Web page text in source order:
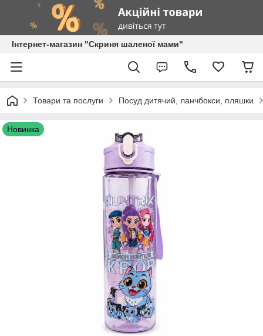
Інтернет-магазин "Скриня шаленої мами"
Товари та послуги Посуд дитячий, ланчбокси, пляшки
Новинка